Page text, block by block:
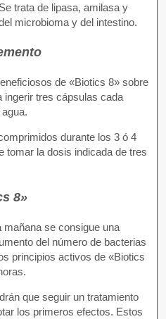
trata de lipasa, amilasa y
microbioma y del intestino.
de «Biotics 8» sobre
ingerir tres cápsulas cada
durante los 3 ó 4
tomar la dosis indicada de tres
8»
se consigue una
del número de bacterias
principios activos de «Biotics
que seguir un tratamiento
los primeros efectos. Estos